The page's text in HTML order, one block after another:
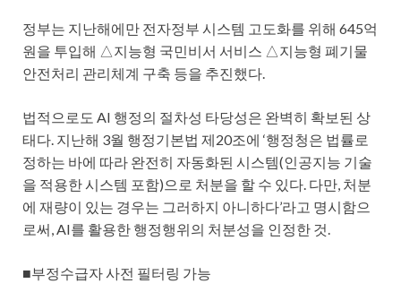
정부는 지난해에만 전자정부 시스템 고도화를 위해 645억
원을 투입해 △지능형 국민비서 서비스 △지능형 폐기물
안전처리 관리체계 구축 등을 추진했다.
법적으로도 AI 행정의 절차성 타당성은 완벽히 확보된 상
태다. 지난해 3월 행정기본법 제20조에 ‘행정청은 법률로
정하는 바에 따라 완전히 자동화된 시스템(인공지능 기술
을 적용한 시스템 포함)으로 처분을 할 수 있다. 다만, 처분
에 재량이 있는 경우는 그러하지 아니하다’라고 명시함으
로써, AI를 활용한 행정행위의 처분성을 인정한 것.
■부정수급자 사전 필터링 가능